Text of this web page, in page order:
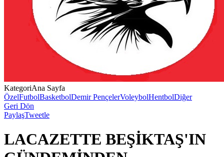
KategoriAna Sayfa
ÖzelFutbolBasketbolDemir PençelerVoleybolHentbolDiğer
Geri Dön
PaylaşTweetle
LACAZETTE BEŞİKTAŞ'IN